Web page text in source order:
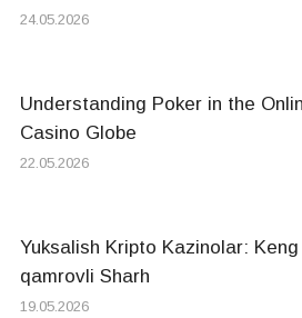
24.05.2026
Understanding Poker in the
Casino Globe
22.05.2026
Yuksalish Kripto Kazinolar: Keng
qamrovli Sharh
19.05.2026